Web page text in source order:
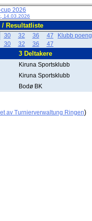
2026
14.03.2026
/ Resultatliste
30 32 36 47
Klubb
30 32 36 47
3 Deltakere
Kiruna Sportsklubb
Kiruna Sportsklubb
Bodø BK
av Turnierverwaltung Ringen)